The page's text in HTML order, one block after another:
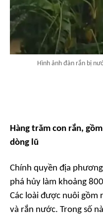
Hình ảnh đàn rắn bị
Hàng trăm con rắn,
dòng lũ
Chính quyền địa
phá hủy làm khoảng
Các loài được nuôi gồm
và rắn nước. Trong số